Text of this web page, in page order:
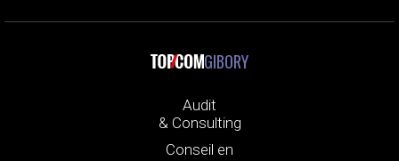
GIBORY
Audit
& Consulting
Conseil en